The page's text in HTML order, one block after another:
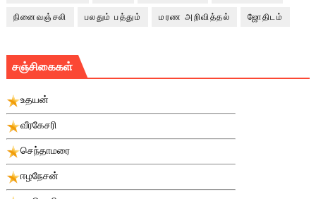
நினைவஞ்சலி பலதும் பத்தும் மரண அறிவித்தல் ஜோதிடம்
சஞ்சிகைகள்
உதயன்
வீரகேசரி
செந்தாமரை
ஈழநேசன்